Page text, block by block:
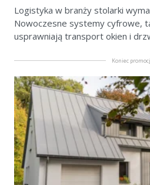
Logistyka w branży stolarki
Nowoczesne systemy cyfrowe,
usprawniają transport okien i
Koniec